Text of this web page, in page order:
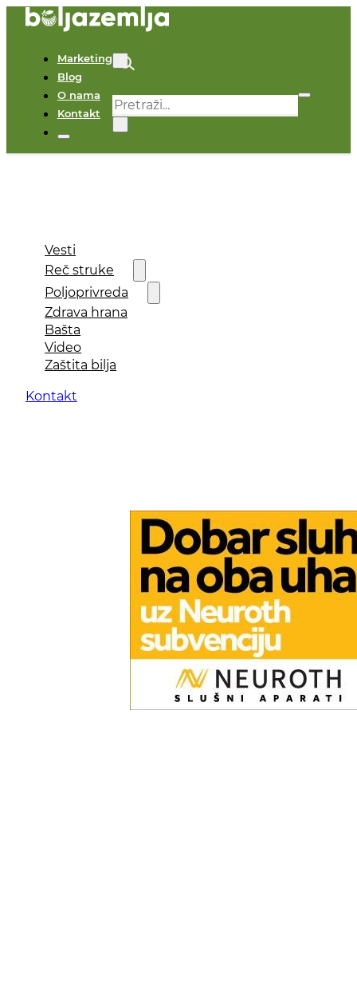
Marketing
Blog
O nama
Kontakt
Pretraga
Vesti
Reč struke
Poljoprivreda
Zdrava hrana
Bašta
Video
Zaštita bilja
Kontakt